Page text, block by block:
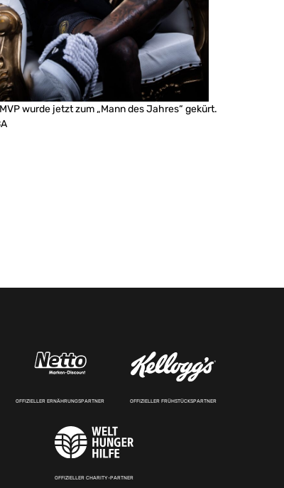
wurde jetzt zum „Mann des Jahres“ gekürt.
OFFIZIELLER ERNÄHRUNGSPARTNER OFFIZIELLER FRÜHSTÜCKSPARTNER
OFFIZIELLER CHARITY-PARTNER